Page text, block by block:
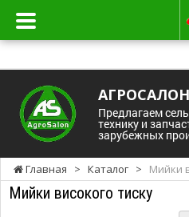
АГРОСАЛОН
Предлагаем
технику и
зарубежных
Главная > Каталог > Мийки
Мийки високого тиску